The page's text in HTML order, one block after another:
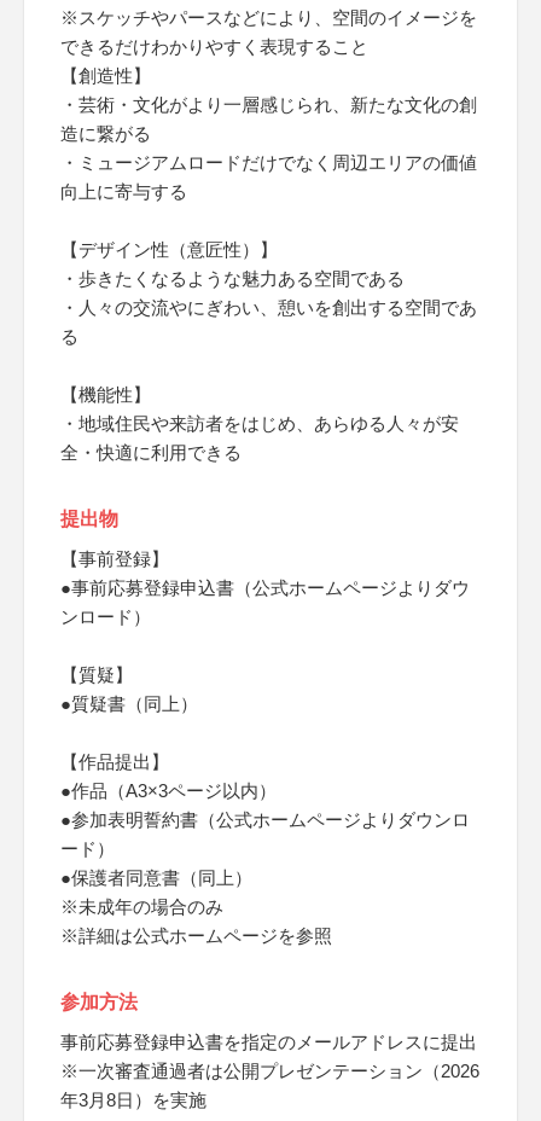
※スケッチやパースなどにより、空間のイメージを
できるだけわかりやすく表現すること
【創造性】
・芸術・文化がより一層感じられ、新たな文化の創
造に繋がる
・ミュージアムロードだけでなく周辺エリアの価値
向上に寄与する
【デザイン性（意匠性）】
・歩きたくなるような魅力ある空間である
・人々の交流やにぎわい、憩いを創出する空間であ
る
【機能性】
・地域住民や来訪者をはじめ、あらゆる人々が安
全・快適に利用できる
提出物
【事前登録】
●事前応募登録申込書（公式ホームページよりダウ
ンロード）
【質疑】
●質疑書（同上）
【作品提出】
●作品（A3×3ページ以内）
●参加表明誓約書（公式ホームページよりダウンロ
ード）
●保護者同意書（同上）
※未成年の場合のみ
※詳細は公式ホームページを参照
参加方法
事前応募登録申込書を指定のメールアドレスに提出
※一次審査通過者は公開プレゼンテーション（2026
年3月8日）を実施